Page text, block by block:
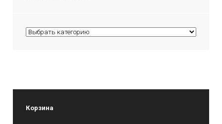
Корзина